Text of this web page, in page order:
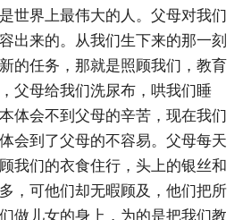
世界上最伟大的人。父母对我们
出来的。从我们生下来的那一刻
的任务，那就是照顾我们，教育
父母给我们洗尿布，哄我们睡
体会不到父母的辛苦，现在我们
会到了父母的不容易。父母每天
我们的衣食住行，头上的银丝和
，可他们却无暇顾及，他们把所
做儿女的身上，为的是把我们教